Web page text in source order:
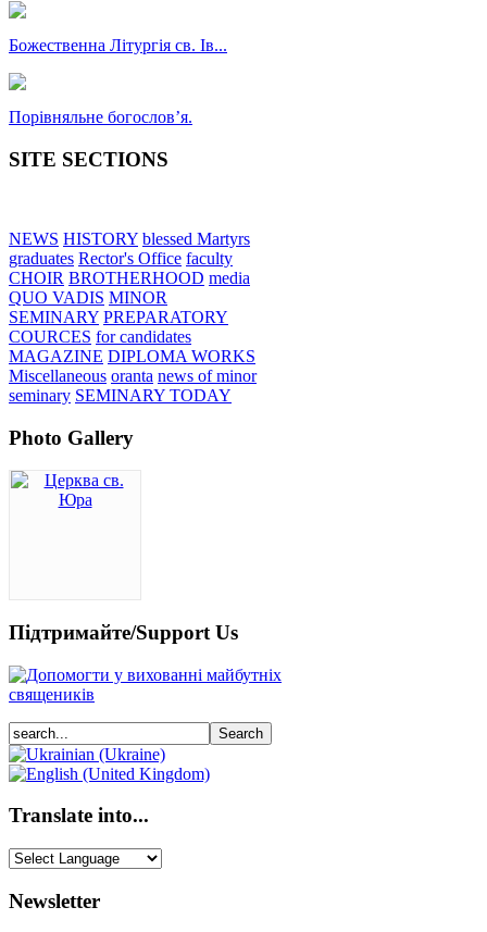
Божественна Літургія св. Ів...
Порівняльне богословʼя.
SITE SECTIONS
NEWS HISTORY blessed Martyrs
graduates Rector's Office faculty
CHOIR BROTHERHOOD media
QUO VADIS MINOR
SEMINARY PREPARATORY
COURCES for candidates
MAGAZINE DIPLOMA WORKS
Miscellaneous oranta news of minor
seminary SEMINARY TODAY
Photo Gallery
Підтримайте/Support Us
Translate into...
Newsletter